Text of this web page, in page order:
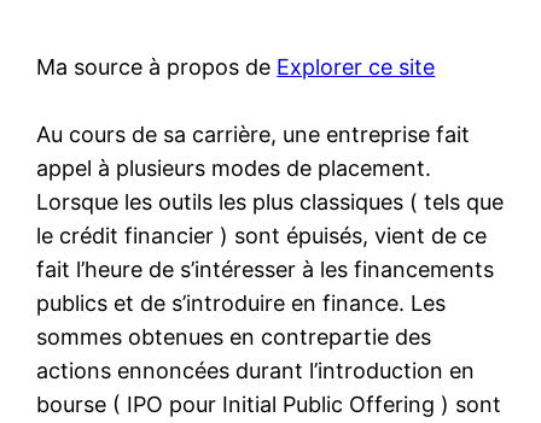
Ma source à propos de Explorer ce site
Au cours de sa carrière, une entreprise fait
appel à plusieurs modes de placement.
Lorsque les outils les plus classiques ( tels que
le crédit financier ) sont épuisés, vient de ce
fait l’heure de s’intéresser à les financements
publics et de s’introduire en finance. Les
sommes obtenues en contrepartie des
actions ennoncées durant l’introduction en
bourse ( IPO pour Initial Public Offering ) sont